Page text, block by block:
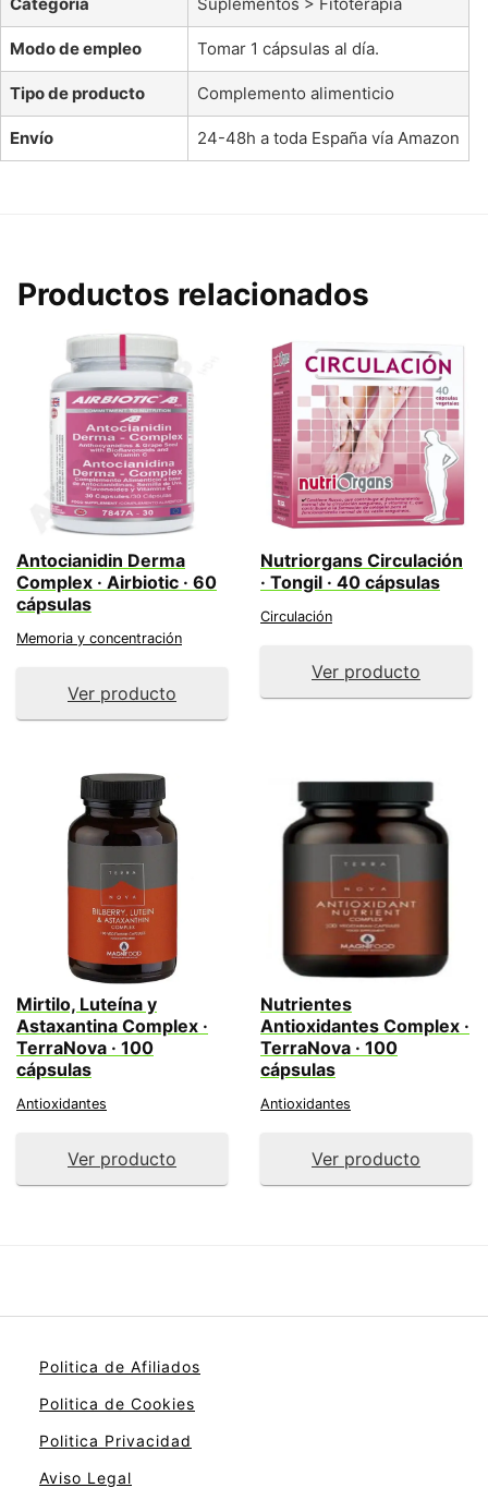
Modo de empleo Tomar 1 cápsulas al día.
Tipo de producto Complemento alimenticio
Envío 24-48h a toda España vía Amazon
Productos relacionados
Antocianidin Derma
Complex · Airbiotic · 60
cápsulas
Memoria y concentración
Ver producto
Nutriorgans Circulación
· Tongil · 40 cápsulas
Circulación
Ver producto
Mirtilo, Luteína y
Astaxantina Complex ·
TerraNova · 100
cápsulas
Antioxidantes
Ver producto
Nutrientes
Antioxidantes Complex ·
TerraNova · 100
cápsulas
Antioxidantes
Ver producto
Politica de Afiliados
Politica de Cookies
Politica Privacidad
Aviso Legal